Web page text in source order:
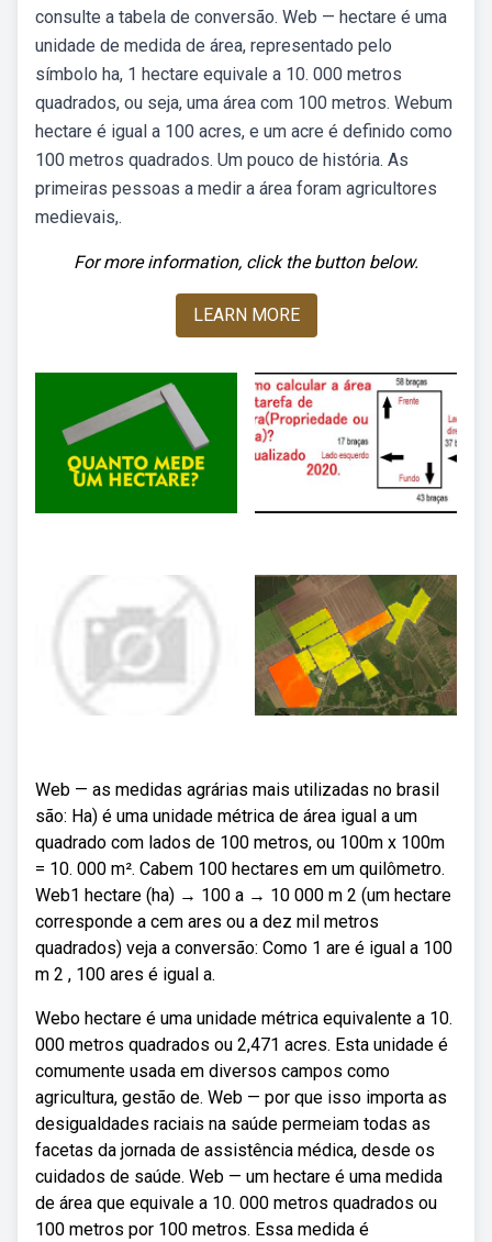
consulte a tabela de conversão. Web — hectare é uma
unidade de medida de área, representado pelo
símbolo ha, 1 hectare equivale a 10. 000 metros
quadrados, ou seja, uma área com 100 metros. Webum
hectare é igual a 100 acres, e um acre é definido como
100 metros quadrados. Um pouco de história. As
primeiras pessoas a medir a área foram agricultores
medievais,.
For more information, click the button below.
LEARN MORE
Web — as medidas agrárias mais utilizadas no brasil
são: Ha) é uma unidade métrica de área igual a um
quadrado com lados de 100 metros, ou 100m x 100m
= 10. 000 m². Cabem 100 hectares em um quilômetro.
Web1 hectare (ha) → 100 a → 10 000 m 2 (um hectare
corresponde a cem ares ou a dez mil metros
quadrados) veja a conversão: Como 1 are é igual a 100
m 2 , 100 ares é igual a.
Webo hectare é uma unidade métrica equivalente a 10.
000 metros quadrados ou 2,471 acres. Esta unidade é
comumente usada em diversos campos como
agricultura, gestão de. Web — por que isso importa as
desigualdades raciais na saúde permeiam todas as
facetas da jornada de assistência médica, desde os
cuidados de saúde. Web — um hectare é uma medida
de área que equivale a 10. 000 metros quadrados ou
100 metros por 100 metros. Essa medida é